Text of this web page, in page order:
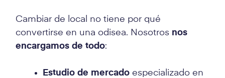
Cambiar de local no tiene por qué
convertirse en una odisea. Nosotros nos
encargamos de todo:
Estudio de mercado especializado en